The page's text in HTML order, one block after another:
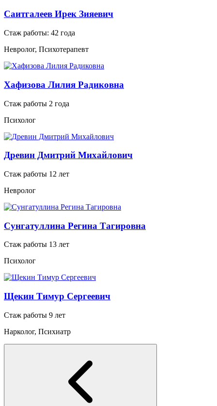
Саитгалеев Ирек Зияевич
Стаж работы: 42 года
Невролог, Психотерапевт
Хафизова Лилия Радиковна
Стаж работы 2 года
Психолог
Древин Дмитрий Михайлович
Стаж работы 12 лет
Невролог
Сунгатуллина Регина Тагировна
Стаж работы 13 лет
Психолог
Щекин Тимур Сергеевич
Стаж работы 9 лет
Нарколог, Психиатр